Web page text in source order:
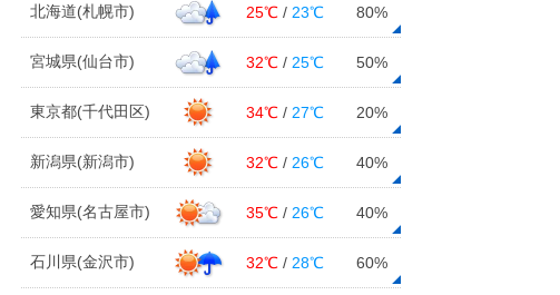
北海道(札幌市) 25℃ / 23℃ 80%
宮城県(仙台市) 32℃ / 25℃ 50%
東京都(千代田区) 34℃ / 27℃ 20%
新潟県(新潟市) 32℃ / 26℃ 40%
愛知県(名古屋市) 35℃ / 26℃ 40%
石川県(金沢市) 32℃ / 28℃ 60%